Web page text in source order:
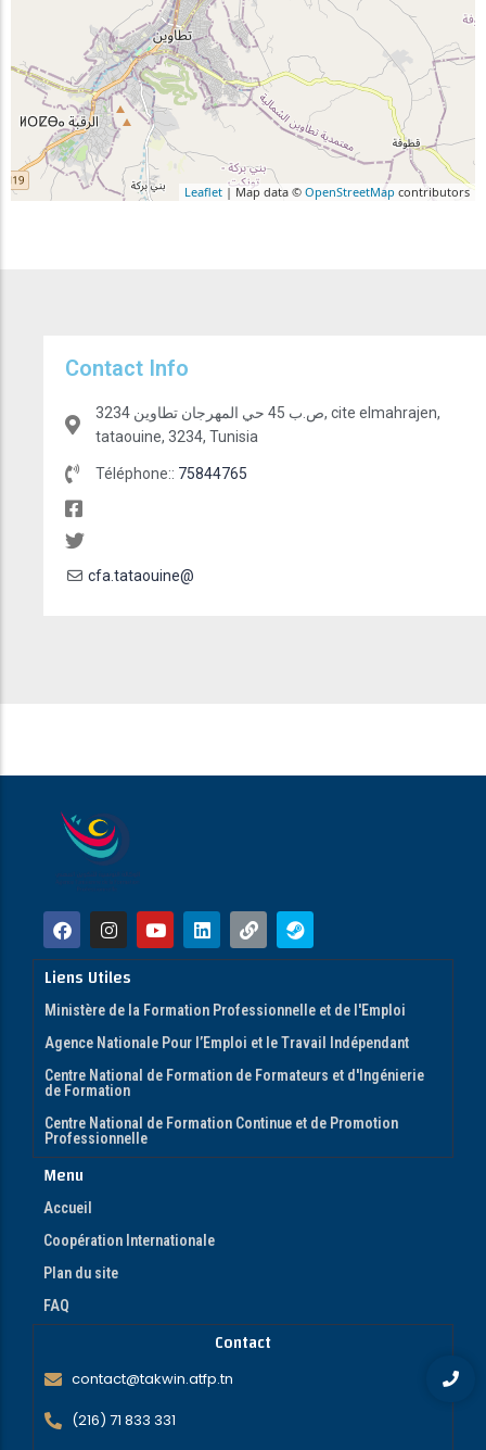
Leaflet | Map data © OpenStreetMap contributors
Contact Info
ص.ب 45 حي المهرجان تطاوين 3234, cite elmahrajen,
tataouine, 3234, Tunisia
Téléphone:: 75844765
cfa.tataouine@
Liens Utiles
Ministère de la Formation Professionnelle et de l'Emploi
Agence Nationale Pour l’Emploi et le Travail Indépendant
Centre National de Formation de Formateurs et d'Ingénierie
de Formation
Centre National de Formation Continue et de Promotion
Professionnelle
Menu
Accueil
Coopération Internationale
Plan du site
FAQ
Contact
contact@takwin.atfp.tn
(216) 71 833 331